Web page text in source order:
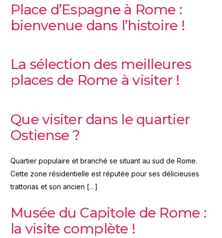
Place d’Espagne à Rome :
bienvenue dans l’histoire !
La sélection des meilleures
places de Rome à visiter !
Que visiter dans le quartier
Ostiense ?
Quartier populaire et branché se situant au sud de Rome.
Cette zone résidentielle est réputée pour ses délicieuses
trattorias et son ancien […]
Musée du Capitole de Rome :
la visite complète !